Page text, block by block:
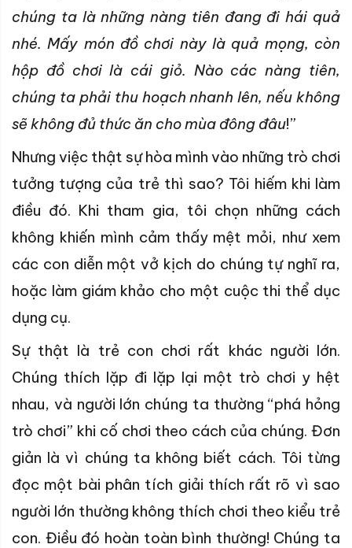
chúng ta là những nàng tiên đang đi hái quả
nhé. Mấy món đồ chơi này là quả mọng, còn
hộp đồ chơi là cái giỏ. Nào các nàng tiên,
chúng ta phải thu hoạch nhanh lên, nếu không
sẽ không đủ thức ăn cho mùa đông đâu!”
Nhưng việc thật sự hòa mình vào những trò chơi
tưởng tượng của trẻ thì sao? Tôi hiếm khi làm
điều đó. Khi tham gia, tôi chọn những cách
không khiến mình cảm thấy mệt mỏi, như xem
các con diễn một vở kịch do chúng tự nghĩ ra,
hoặc làm giám khảo cho một cuộc thi thể dục
dụng cụ.
Sự thật là trẻ con chơi rất khác người lớn.
Chúng thích lặp đi lặp lại một trò chơi y hệt
nhau, và người lớn chúng ta thường “phá hỏng
trò chơi” khi cố chơi theo cách của chúng. Đơn
giản là vì chúng ta không biết cách. Tôi từng
đọc một bài phân tích giải thích rất rõ vì sao
người lớn thường không thích chơi theo kiểu trẻ
con. Điều đó hoàn toàn bình thường! Chúng ta